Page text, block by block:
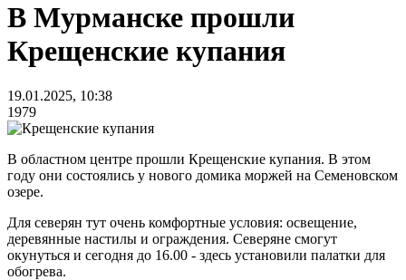
В Мурманске прошли
Крещенские купания
19.01.2025, 10:38
1979
В областном центре прошли Крещенские купания. В этом
году они состоялись у нового домика моржей на Семеновском
озере.
Для северян тут очень комфортные условия: освещение,
деревянные настилы и ограждения. Северяне смогут
окунуться и сегодня до 16.00 - здесь установили палатки для
обогрева.